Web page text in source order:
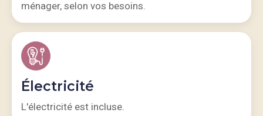
ménager, selon vos besoins.
Électricité
L'électricité est incluse.